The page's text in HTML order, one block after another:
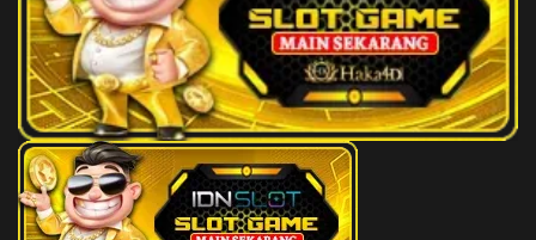
33
Penipu - Kancil - Damdaman -
Hidung - Cangkir - Aswatama
2D
81 (76-
44-49-
94)
34
Ibu Suri - Ikan Layur - Dadu -
Kumis - Pipa - Dewi Kunti
2D
83 (59-
36-26-
35
Budha - Kalkun - Salto - Mulut -
Kacang Tanah - Bagaspati